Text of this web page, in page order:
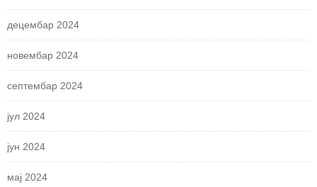
децембар 2024
новембар 2024
септембар 2024
јул 2024
јун 2024
мај 2024